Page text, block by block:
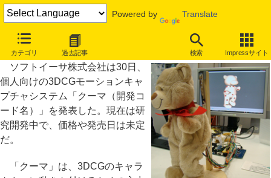
Powered by Translate
カテゴリ 過去記事 検索 Impressサイト
3Dキャラの動きをぬいぐるみで操作、個人用モーションキャプチャ
ソフトイーサ株式会社は30日、
個人向けの3DCGモーションキャ
プチャシステム「クーマ（開発コ
ード名）」を発表した。現在は研
究開発中で、価格や発売日は未定
だ。
「クーマ」は、3DCGのキャラ